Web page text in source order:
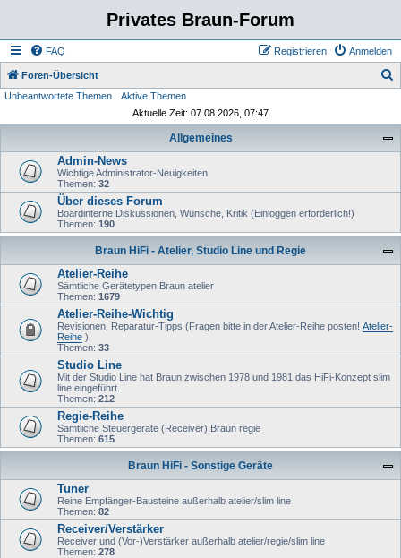
Privates Braun-Forum
FAQ Anmelden
Registrieren
Foren-Übersicht
Unbeantwortete Themen
Aktive Themen
Aktuelle Zeit: 07.08.2026, 07:47
Allgemeines
Admin-News
Wichtige Administrator-Neuigkeiten
Themen: 32
Über dieses Forum
Boardinterne Diskussionen, Wünsche, Kritik (Einloggen erforderlich!)
Themen: 190
Braun HiFi - Atelier, Studio Line und Regie
Atelier-Reihe
Sämtliche Gerätetypen Braun atelier
Themen: 1679
Atelier-Reihe-Wichtig
Revisionen, Reparatur-Tipps (Fragen bitte in der Atelier-Reihe posten! Atelier-
Reihe )
Themen: 33
Studio Line
Mit der Studio Line hat Braun zwischen 1978 und 1981 das HiFi-Konzept slim
line eingeführt.
Themen: 212
Regie-Reihe
Sämtliche Steuergeräte (Receiver) Braun regie
Themen: 615
Braun HiFi - Sonstige Geräte
Tuner
Reine Empfänger-Bausteine außerhalb atelier/slim line
Themen: 82
Receiver/Verstärker
Receiver und (Vor-)Verstärker außerhalb atelier/regie/slim line
Themen: 278